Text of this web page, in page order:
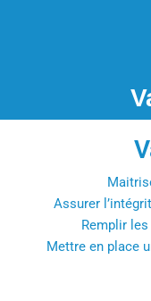
Assurer
Remplir
Mettre en place